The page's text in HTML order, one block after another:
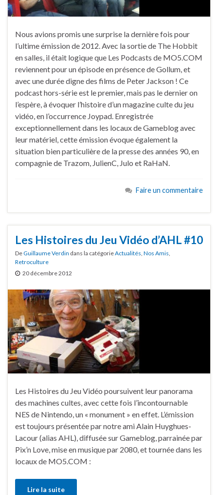
Nous avions promis une surprise la dernière fois pour
l’ultime émission de 2012. Avec la sortie de The Hobbit
en salles, il était logique que Les Podcasts de MO5.COM
reviennent pour un épisode en présence de Gollum, et
avec une durée digne des films de Peter Jackson ! Ce
podcast hors-série est le premier, mais pas le dernier on
l’espère, à évoquer l’histoire d’un magazine culte du jeu
vidéo, en l’occurrence Joypad. Enregistrée
exceptionnellement dans les locaux de Gameblog avec
leur matériel, cette émission évoque également la
situation bien particulière de la presse des années 90, en
compagnie de Trazom, JulienC, Julo et RaHaN.
Faire un commentaire
Les Histoires du Jeu Vidéo d’AHL #10
DeGuillaume Verdin dans la catégorieActualités Nos Amis
Retroculture
20 décembre 2012
Les Histoires du Jeu Vidéo poursuivent leur panorama
des machines cultes, avec cette fois l’incontournable
NES de Nintendo, un « monument » en effet. L’émission
est toujours présentée par notre ami Alain Huyghues-
Lacour (alias AHL), diffusée sur Gameblog, parrainée par
Pix’n Love, mise en musique par 2080, et tournée dans les
locaux de MO5.COM :
Lire la suite